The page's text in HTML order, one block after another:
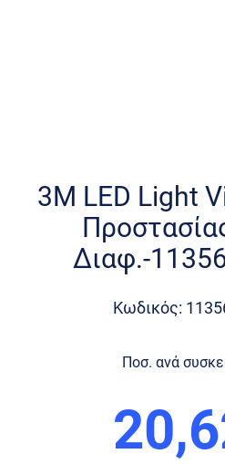
beginning
3M LED Light
Διαφ.-
Κωδικός:
Ποσ. ανά